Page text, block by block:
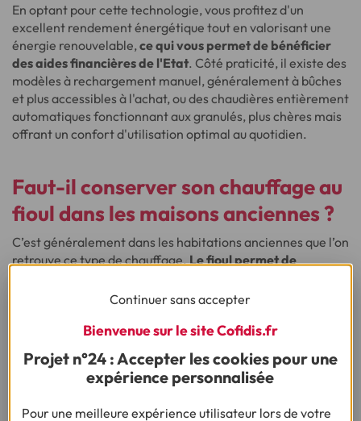
En optant pour cette technologie, vous profitez d'un
excellent rendement énergétique tout en valorisant une
énergie renouvelable, ce qui vous permet de bénéficier
des aides financières de l'Etat. Côté praticité, il existe des
modèles à rechargement manuel, généralement à bûches
et plus accessibles à l'achat, ou des chaudières entièrement
automatiques fonctionnant aux granulés, plus chères mais
offrant un confort d'utilisation optimal au quotidien.
Faut-il conserver son chauffage au
fioul dans les maisons anciennes ?
C’est généralement dans les habitations anciennes que l’on
retrouve ce type de chauffage.Le fioul permet de
inconvénients du fioul, on trouve l’aspect évolutif de son
prix, qui suit celui du pétrole, ainsi que la nécessité d’une
citerne afin de le stocker. De plus, les chaudières au fioul
rénovation en tant que système principal de chauffage, et
ce, depuis juillet 2022.
Continuer sans accepter
Bienvenue sur le site Cofidis.fr
Projet n°24 : Accepter les cookies pour une
expérience personnalisée
Pour une meilleure expérience utilisateur lors de votre